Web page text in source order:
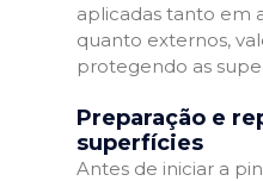
aplicadas tanto em
quanto externos,
protegendo as
Preparação e
superfícies
Antes de iniciar a